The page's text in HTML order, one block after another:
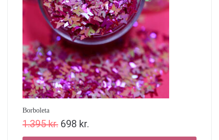
Borboleta
1.395kr. 698 kr.